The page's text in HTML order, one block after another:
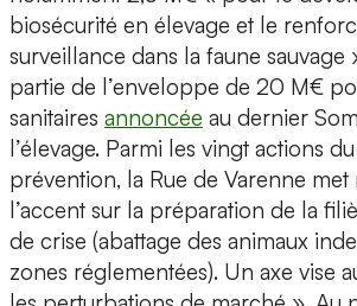
biosécurité en élevage et le
surveillance dans la faune sauvage
partie de l’enveloppe de 20 M€
sanitaires annoncée au dernier
l’élevage. Parmi les vingt actions
prévention, la Rue de Varenne
l’accent sur la préparation de la
de crise (abattage des animaux
zones réglementées). Un axe vise